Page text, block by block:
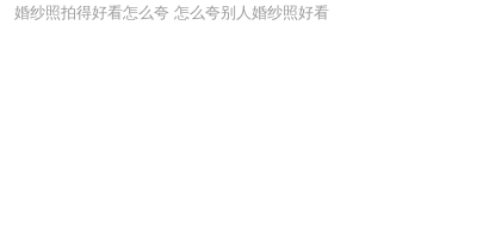
婚纱照拍得好看怎么夸 怎么夸别人婚纱照好看